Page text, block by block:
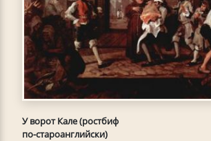
У ворот Кале (ростбиф
по-староанглийски)